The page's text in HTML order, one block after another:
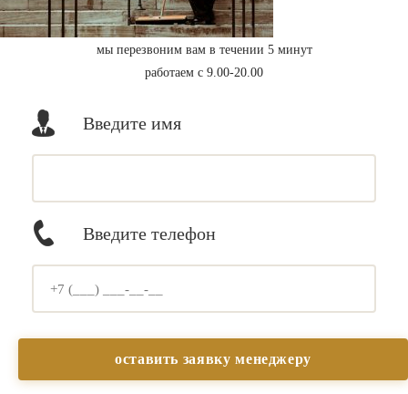
мы перезвоним вам в течении 5 минут
работаем с 9.00-20.00
Введите имя
Введите телефон